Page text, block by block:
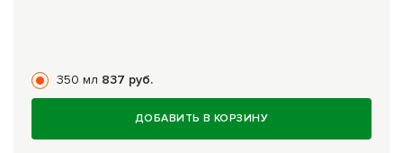
350 мл 837 руб.
ДОБАВИТЬ В КОРЗИНУ